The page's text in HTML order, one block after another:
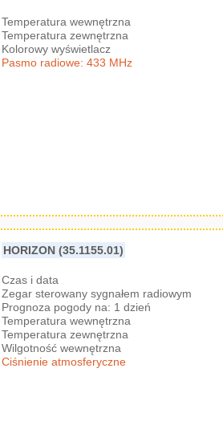
Temperatura wewnętrzna
Temperatura zewnętrzna
Kolorowy wyświetlacz
Pasmo radiowe: 433 MHz
HORIZON (35.1155.01)
Czas i data
Zegar sterowany sygnałem radiowym
Prognoza pogody na: 1 dzień
Temperatura wewnętrzna
Temperatura zewnętrzna
Wilgotność wewnętrzna
Ciśnienie atmosferyczne